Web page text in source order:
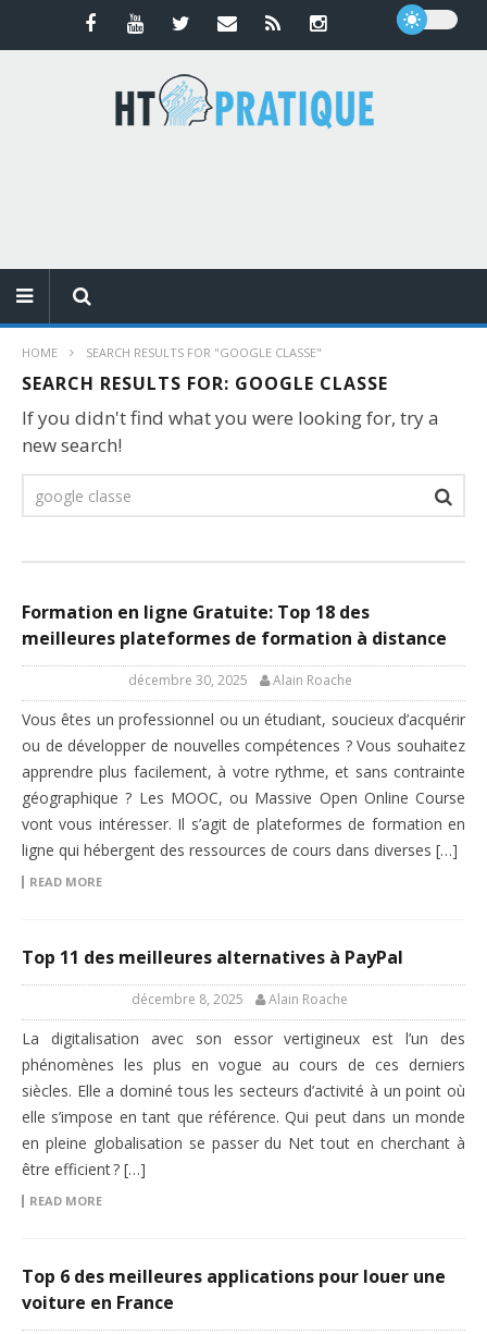
HOME SEARCH RESULTS FOR "GOOGLE CLASSE"
SEARCH RESULTS FOR: GOOGLE CLASSE
If you didn't find what you were looking for, try a
new search!
Search
Formation en ligne Gratuite: Top 18 des
meilleures plateformes de formation à distance
décembre 30, 2025 Alain Roache
Vous êtes un professionnel ou un étudiant, soucieux d’acquérir
ou de développer de nouvelles compétences ? Vous souhaitez
apprendre plus facilement, à votre rythme, et sans contrainte
géographique ? Les MOOC, ou Massive Open Online Course
vont vous intéresser. Il s’agit de plateformes de formation en
ligne qui hébergent des ressources de cours dans diverses […]
READ MORE
Top 11 des meilleures alternatives à PayPal
décembre 8, 2025 Alain Roache
La digitalisation avec son essor vertigineux est l’un des
phénomènes les plus en vogue au cours de ces derniers
siècles. Elle a dominé tous les secteurs d’activité à un point où
elle s’impose en tant que référence. Qui peut dans un monde
en pleine globalisation se passer du Net tout en cherchant à
être efficient ? […]
READ MORE
Top 6 des meilleures applications pour louer une
voiture en France